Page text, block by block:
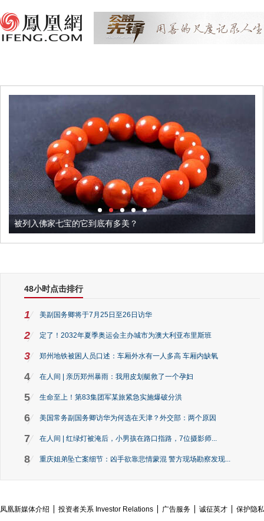
被列入佛家七宝的它到底有多美？
48小时点击排行
1 美副国务卿将于7月25日至26日访华
2 定了！2032年夏季奥运会主办城市为澳大利亚布里斯班
3 郑州地铁被困人员口述：车厢外水有一人多高 车厢内缺氧
4 在人间 | 亲历郑州暴雨：我用皮划艇救了一个孕妇
5 生命至上！第83集团军某旅紧急实施爆破分洪
6 美国常务副国务卿访华为何选在天津？外交部：两个原因
7 在人间 | 红绿灯被淹后，小男孩在路口指路，7位摄影师...
8 重庆姐弟坠亡案细节：凶手欲靠悲情蒙混 警方现场勘察发现...
凤凰新媒体介绍 投资者关系 Investor Relations 广告服务 诚征英才
保护隐